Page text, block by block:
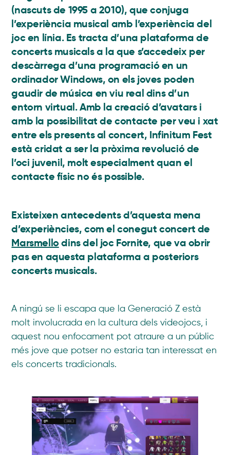
(nascuts de 1995 a 2010), que conjuga
l’experiència musical amb l’experiència del
joc en línia. Es tracta d’una plataforma de
concerts musicals a la que s’accedeix per
descàrrega d’una programació en un
ordinador Windows, on els joves poden
gaudir de música en viu real dins d’un
entorn virtual. Amb la creació d’avatars i
amb la possibilitat de contacte per veu i xat
entre els presents al concert, Infinitum Fest
està cridat a ser la pròxima revolució de
l’oci juvenil, molt especialment quan el
contacte físic no és possible.
Existeixen antecedents d’aquesta mena
d’experiències, com el conegut concert de
Marsmellodins del joc Fornite, que va obrir
pas en aquesta plataforma a posteriors
concerts musicals.
A ningú se li escapa que la Generació Z està
molt involucrada en la cultura dels videojocs, i
aquest nou enfocament pot atraure a un públic
més jove que potser no estaria tan interessat en
els concerts tradicionals.